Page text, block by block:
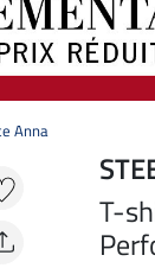
Anna
T-